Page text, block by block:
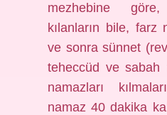
mezhebine
kılanların bile, farz
ve sonra sünnet
teheccüd ve sabah
namazları
namaz 40 dakika